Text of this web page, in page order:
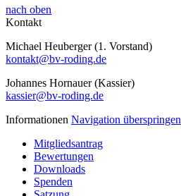
nach oben
Kontakt
Michael Heuberger (1. Vorstand)
kontakt@bv-roding.de
Johannes Hornauer (Kassier)
kassier@bv-roding.de
Informationen Navigation überspringen
Mitgliedsantrag
Bewertungen
Downloads
Spenden